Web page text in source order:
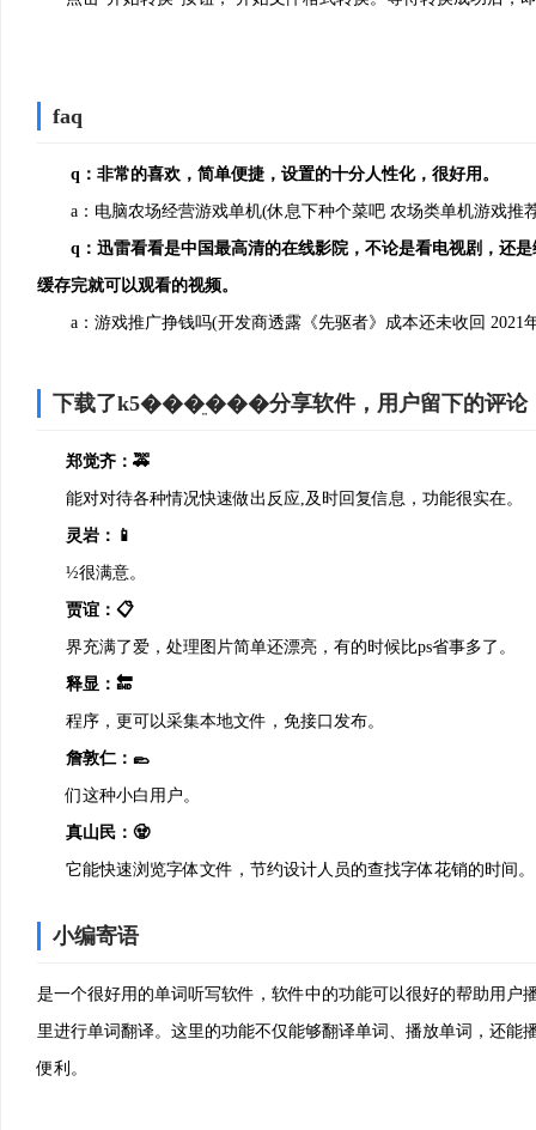
3、安装完成即可使用
faq
q：非常的喜欢，简单便捷，设置的十分人性化，很好用。
a：电脑农场经营游戏单机(休息下种个菜吧 农场类单机游戏推
q：迅雷看看是中国最高清的在线影院，不论是看电视剧，还是
缓存完就可以观看的视频。
a：游戏推广挣钱吗(开发商透露《先驱者》成本还未收回 2021
下载了k5���ֵ���分享软件，用户留下的评论
郑觉齐：🚕
能对对待各种情况快速做出反应,及时回复信息，功能很实在。
灵岩：📱
½很满意。
贾谊：📋
界充满了爱，处理图片简单还漂亮，有的时候比ps省事多了。
释显：🔚
程序，更可以采集本地文件，免接口发布。
詹敦仁：🥿
们这种小白用户。
真山民：🧟
它能快速浏览字体文件，节约设计人员的查找字体花销的时间。
了。
余复：💘
、avchd等均能进行识别转换特别方便
□韫：🎯
小编寄语
是一个很好用的单词听写软件，软件中的功能可以很好的帮助用户
里进行单词翻译。这里的功能不仅能够翻译单词、播放单词，还
便利。